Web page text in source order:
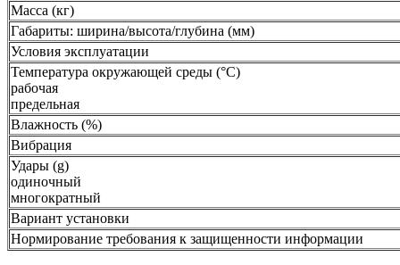
Масса (кг)
Габариты: ширина/высота/глубина (мм)
Условия эксплуатации
Температура окружающей среды (°С)
рабочая
предельная
Влажность (%)
Вибрация
Удары (g)
одиночный
многократный
Вариант установки
Нормирование требования к защищенности информации